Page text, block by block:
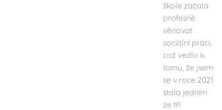
škole začala
profesně
věnovat
sociální práci,
což vedlo k
tomu, že jsem
se v roce 2021
stala jedním
ze tří